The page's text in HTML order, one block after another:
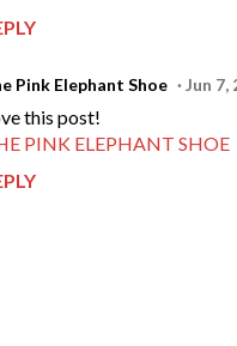
Pink Elephant Shoe Jun 7,
this post!
PINK ELEPHANT SHOE